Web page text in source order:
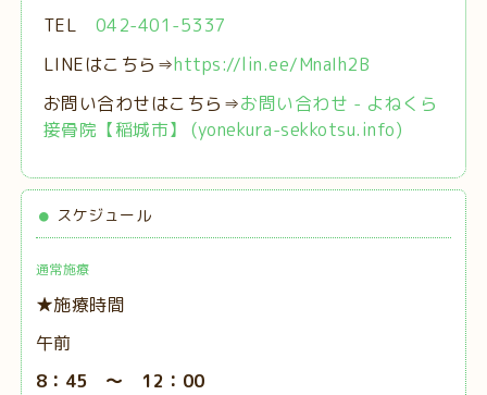
TEL 042-401-5337
LINEはこちら⇒https://lin.ee/MnaIh2B
お問い合わせはこちら⇒お問い合わせ - よねくら
接骨院【稲城市】 (yonekura-sekkotsu.info)
スケジュール
通常施療
★施療時間
午前
8：45 ～ 12：00